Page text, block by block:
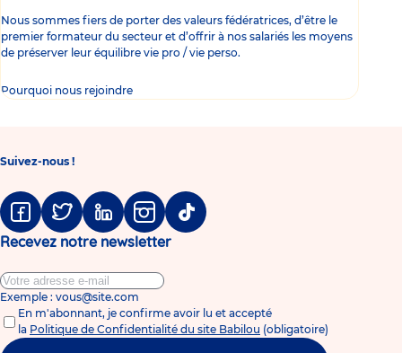
Nous sommes fiers de porter des valeurs fédératrices, d’être le
premier formateur du secteur et d’offrir à nos salariés les moyens
de préserver leur équilibre vie pro / vie perso.
Pourquoi nous rejoindre
Suivez-nous !
FacebookTwitter LinkedinInstagramTiktok
Recevez notre newsletter
Exemple : vous@site.com
En m'abonnant, je confirme avoir lu et accepté
la Politique de Confidentialité du site Babilou (obligatoire)